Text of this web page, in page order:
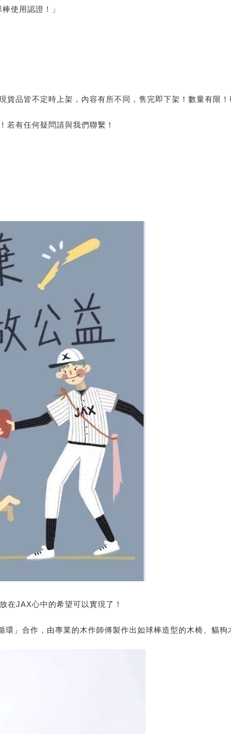
使用認證！」
品皆不定時上架，內容有所不同，售完即下架！數量有限！
若有任何疑問請與我們聯繫！
在JAX心中的希望可以實現了！
」合作，由專業的木作師傅製作出如球棒造型的木椅、貓狗